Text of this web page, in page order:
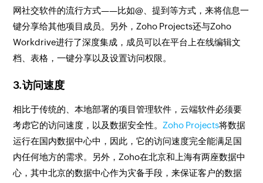
网社交软件的流行方式——比如@、提到等方式，来将信息一
键分享给其他项目成员。另外，Zoho Projects还与Zoho
Workdrive进行了深度集成，成员可以在平台上在线编辑文
档、表格，一键分享以及设置访问权限。
3.访问速度
相比于传统的、本地部署的项目管理软件，云端软件必须要
考虑它的访问速度，以及数据安全性。 Zoho Projects将数据
运行在国内数据中心中，因此，它的访问速度完全能满足国
内任何地方的需求。另外，Zoho在北京和上海有两座数据中
心，其中北京的数据中心作为灾备手段，来保证客户的数据